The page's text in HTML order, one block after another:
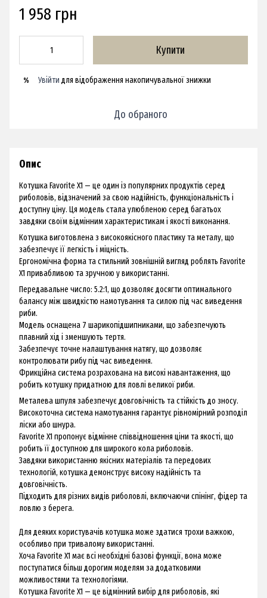
1 958 грн
Купити
% Увійти для відображення накопичувальної знижки
До обраного
Опис
Котушка Favorite X1 — це один із популярних продуктів серед
риболовів, відзначений за свою надійність, функціональність і
доступну ціну. Ця модель стала улюбленою серед багатьох
завдяки своїм відмінним характеристикам і якості виконання.
Котушка виготовлена з високоякісного пластику та металу, що
забезпечує її легкість і міцність.
Ергономічна форма та стильний зовнішній вигляд роблять Favorite
X1 привабливою та зручною у використанні.
Передавальне число: 5.2:1, що дозволяє досягти оптимального
балансу між швидкістю намотування та силою під час виведення
риби.
Модель оснащена 7 шарикопідшипниками, що забезпечують
плавний хід і зменшують тертя.
Забезпечує точне налаштування натягу, що дозволяє
контролювати рибу під час виведення.
Фрикційна система розрахована на високі навантаження, що
робить котушку придатною для ловлі великої риби.
Металева шпуля забезпечує довговічність та стійкість до зносу.
Високоточна система намотування гарантує рівномірний розподіл
ліски або шнура.
Favorite X1 пропонує відмінне співвідношення ціни та якості, що
робить її доступною для широкого кола риболовів.
Завдяки використанню якісних матеріалів та передових
технологій, котушка демонструє високу надійність та
довговічність.
Підходить для різних видів риболовлі, включаючи спінінг, фідер та
ловлю з берега.
Для деяких користувачів котушка може здатися трохи важкою,
особливо при тривалому використанні.
Хоча Favorite X1 має всі необхідні базові функції, вона може
поступатися більш дорогим моделям за додатковими
можливостями та технологіями.
Котушка Favorite X1 — це відмінний вибір для риболовів, які